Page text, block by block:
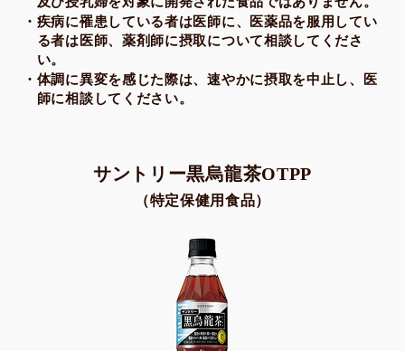
疾病に罹患している者は医師に、医薬品を服用してい
る者は医師、薬剤師に摂取について相談してくださ
い。
体調に異変を感じた際は、速やかに摂取を中止し、医
師に相談してください。
サントリー黒烏龍茶OTPP
（特定保健用食品）